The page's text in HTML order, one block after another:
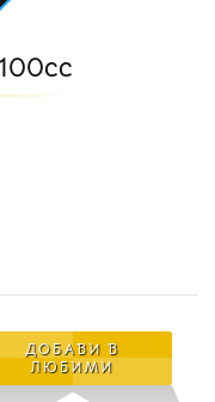
ДОБАВИ В
ЛЮБИМИ